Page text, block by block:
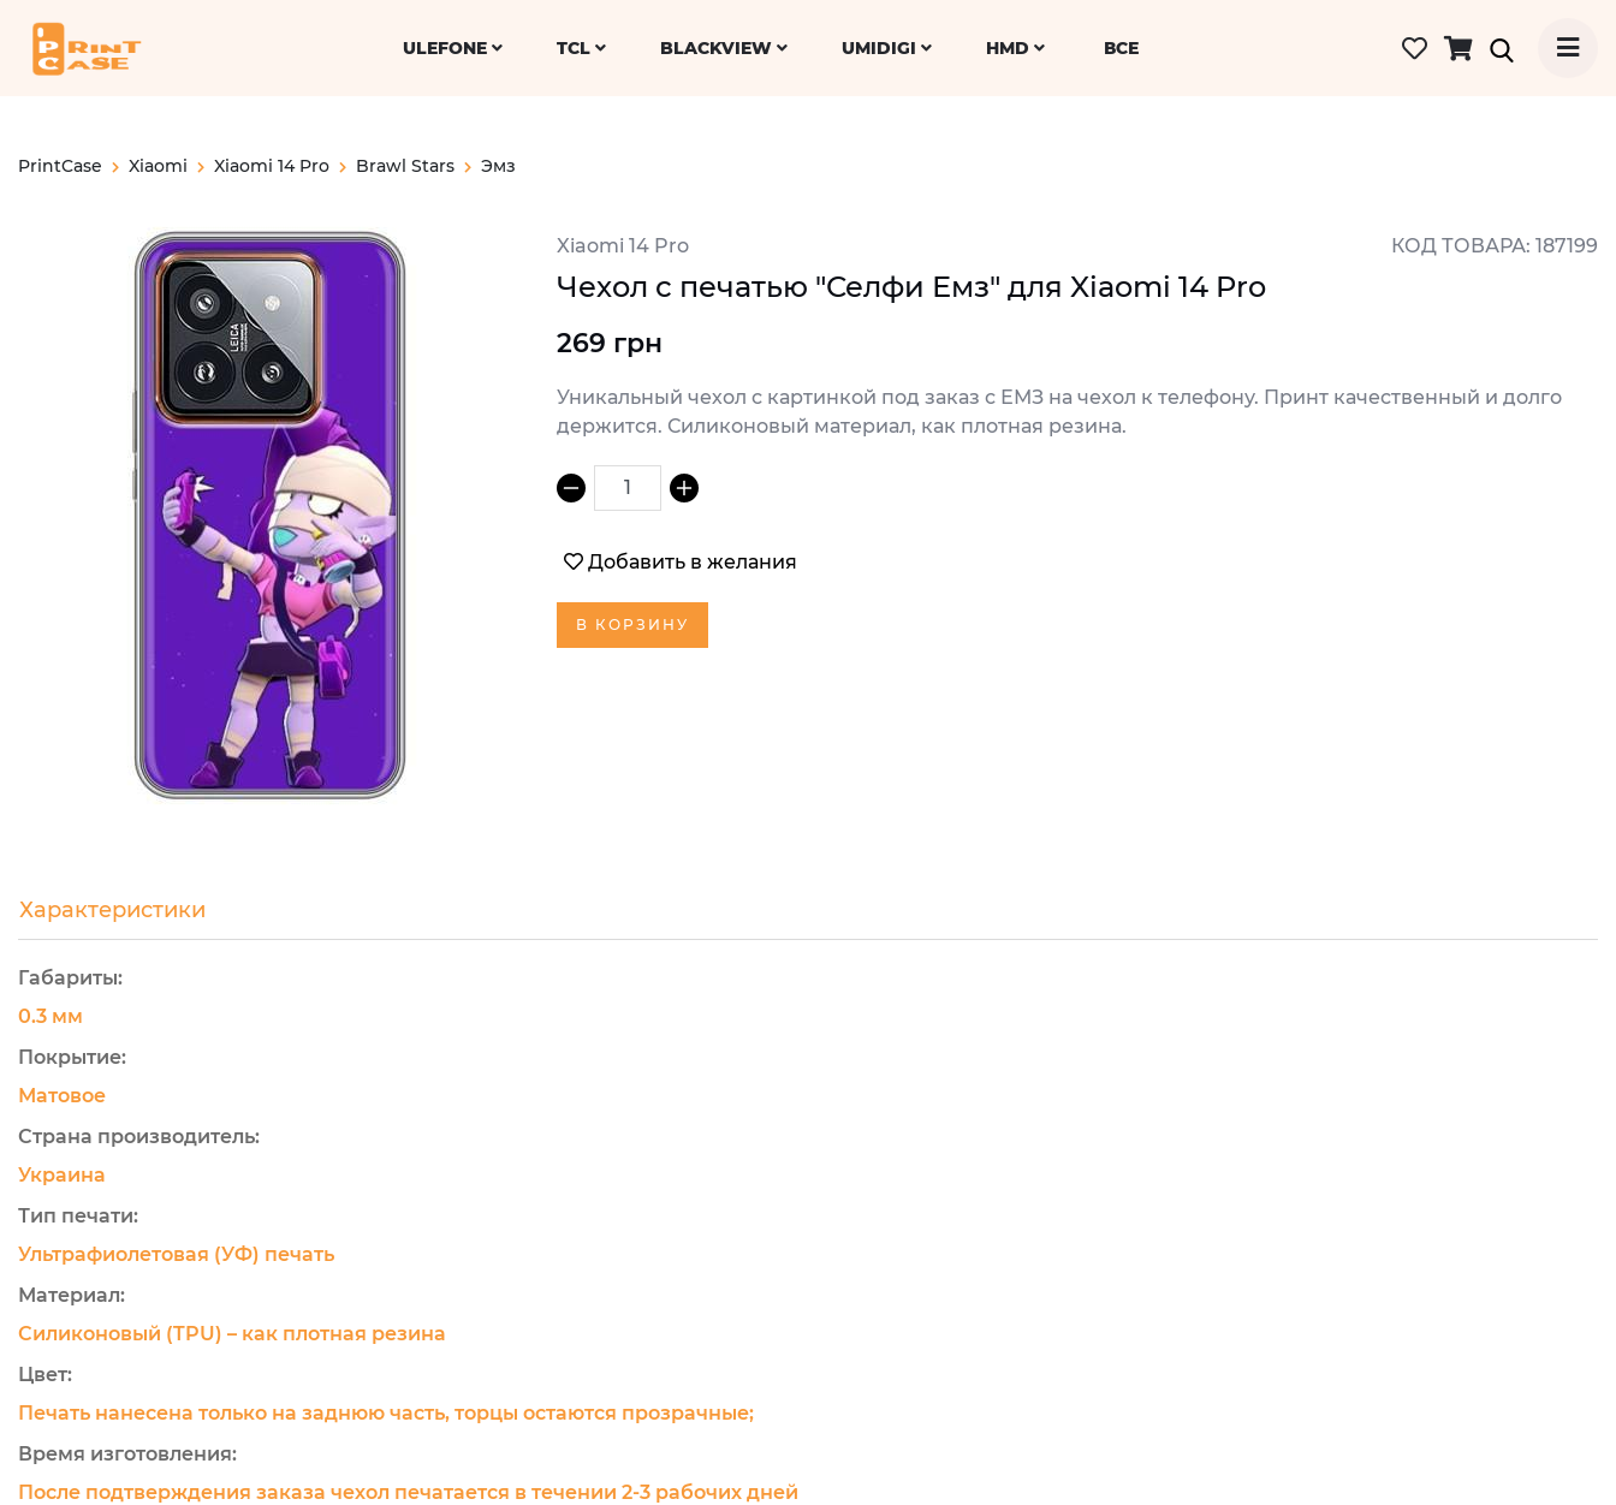
ULEFONE TCL BLACKVIEW UMIDIGI HMD ВСЕ
PrintCase Xiaomi Xiaomi 14 Pro Brawl Stars Эмз
Xiaomi 14 Pro КОД ТОВАРА: 187199
Чехол с печатью "Селфи Емз" для Xiaomi 14 Pro
269 грн
Уникальный чехол с картинкой под заказ с ЕМЗ на чехол к телефону. Принт качественный и долго
держится. Силиконовый материал, как плотная резина.
1
Добавить в желания
В КОРЗИНУ
Характеристики
Габариты:
0.3 мм
Покрытие:
Матовое
Страна производитель:
Украина
Тип печати:
Ультрафиолетовая (УФ) печать
Материал:
Силиконовый (TPU) – как плотная резина
Цвет:
Печать нанесена только на заднюю часть, торцы остаются прозрачные;
Время изготовления:
После подтверждения заказа чехол печатается в течении 2-3 рабочих дней